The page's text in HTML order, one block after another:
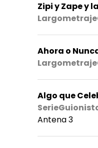
Zipi y Zape y
Ahora o
Algo que
Antena 3